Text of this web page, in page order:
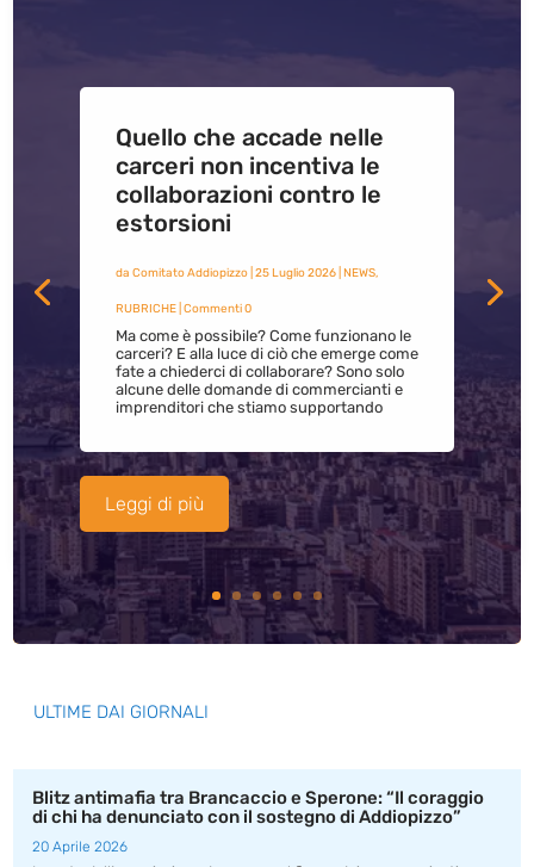
Quello che accade nelle
carceri non incentiva le
collaborazioni contro le
estorsioni
da Comitato Addiopizzo| 25 Luglio 2026| NEWS,
RUBRICHE| Commenti 0
Ma come è possibile? Come funzionano le
carceri? E alla luce di ciò che emerge come
fate a chiederci di collaborare? Sono solo
alcune delle domande di commercianti e
imprenditori che stiamo supportando
Leggi di più
ULTIME DAI GIORNALI
Blitz antimafia tra Brancaccio e Sperone: “Il coraggio
di chi ha denunciato con il sostegno di Addiopizzo”
20 Aprile 2026